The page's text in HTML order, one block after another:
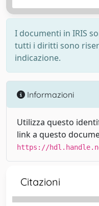
I documenti in IRIS
tutti i diritti sono
indicazione.
Informazioni
Utilizza questo
link a questo
https://
Citazioni